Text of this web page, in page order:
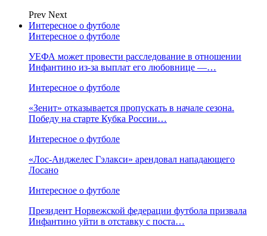
Prev Next
Интересное о футболе
Интересное о футболе
УЕФА может провести расследование в отношении
Инфантино из‑за выплат его любовнице —…
Интересное о футболе
«Зенит» отказывается пропускать в начале сезона.
Победу на старте Кубка России…
Интересное о футболе
«Лос‑Анджелес Гэлакси» арендовал нападающего
Лосано
Интересное о футболе
Президент Норвежской федерации футбола призвала
Инфантино уйти в отставку с поста…